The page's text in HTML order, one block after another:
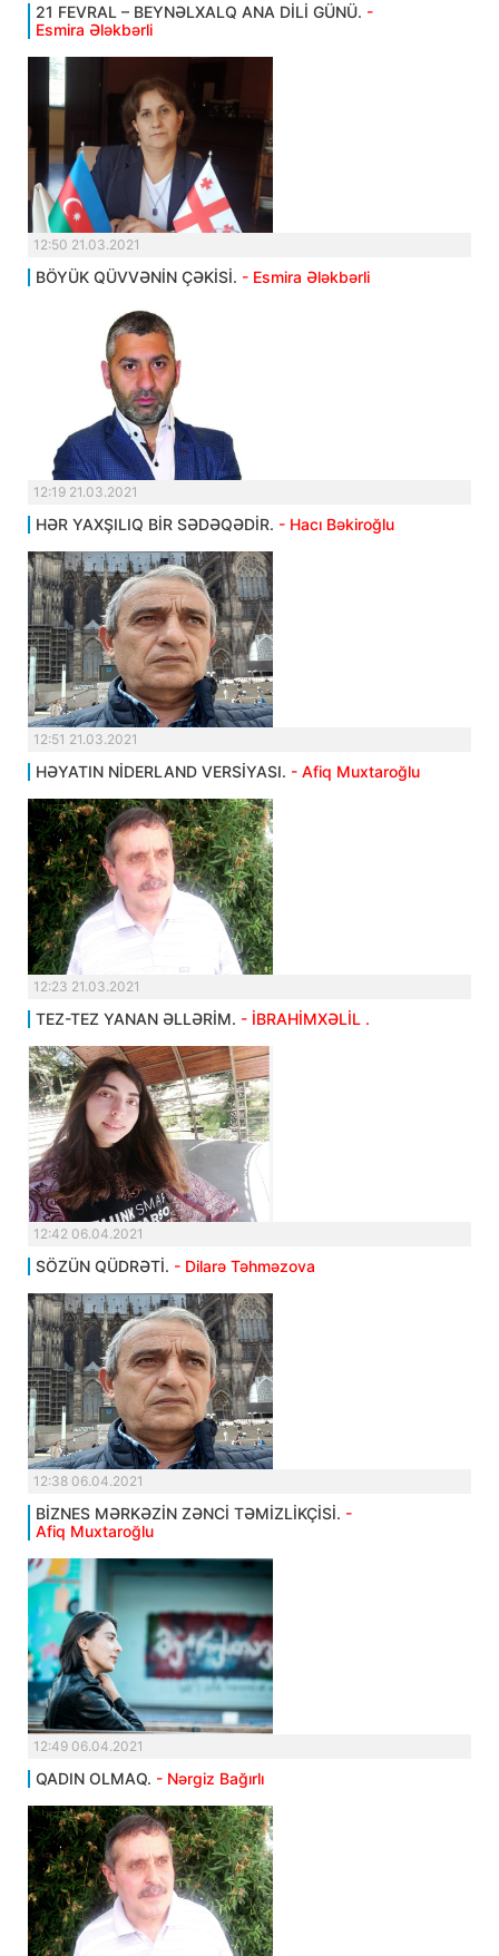
21 FEVRAL – BEYNƏLXALQ ANA DİLİ GÜNÜ. -
Esmira Ələkbərli
12:50 21.03.2021
BÖYÜK QÜVVƏNİN ÇƏKİSİ. - Esmira Ələkbərli
12:19 21.03.2021
HƏR YAXŞILIQ BİR SƏDƏQƏDİR. - Hacı Bəkiroğlu
12:51 21.03.2021
HƏYATIN NİDERLAND VERSİYASI. - Afiq Muxtaroğlu
12:23 21.03.2021
TEZ-TEZ YANAN ƏLLƏRİM. - İBRAHİMXƏLİL .
12:42 06.04.2021
SÖZÜN QÜDRƏTİ. - Dilarə Təhməzova
12:38 06.04.2021
BİZNES MƏRKƏZİN ZƏNCİ TƏMİZLİKÇİSİ. -
Afiq Muxtaroğlu
12:49 06.04.2021
QADIN OLMAQ. - Nərgiz Bağırlı